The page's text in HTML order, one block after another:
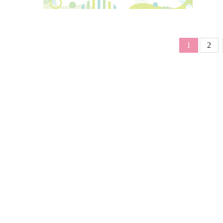
ページ送り
カレント
1 Page
2